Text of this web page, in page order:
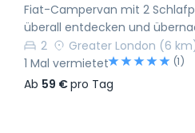
Fiat-Campervan mit 2
überall entdecken und
2
Greater London (6
1 Mal vermietet
(1)
Ab 59 €pro Tag